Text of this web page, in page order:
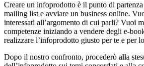
Creare un infoprodotto è il punto di partenza
mailing list e avviare un business online.
interessati all’argomento di cui parli? Vuoi
competenze iniziando a vendere degli e-
realizzare l’infoprodotto giusto per te e per
Dopo il nostro confronto, procederò alla